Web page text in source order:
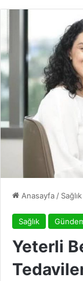
Anasayfa / Sağlık
Sağlık
Yeterli